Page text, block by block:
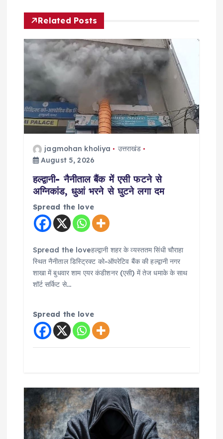
v
g
a
t
Related Posts
jagmohan kholiya
उत्तराखंड
August 5, 2026
हल्द्वानी- नैनीताल बैंक में एसी फटने से
अग्निकांड, धुआं भरने से घुटने लगा दम
Spread the love
Spread the loveहल्द्वानी शहर के व्यस्ततम सिंधी चौराहा
स्थित नैनीताल डिस्ट्रिक्ट को-ऑपरेटिव बैंक की हल्द्वानी नगर
शाखा में बुधवार शाम एयर कंडीशनर (एसी) में तेज धमाके के साथ
शॉर्ट सर्किट से…
Spread the love